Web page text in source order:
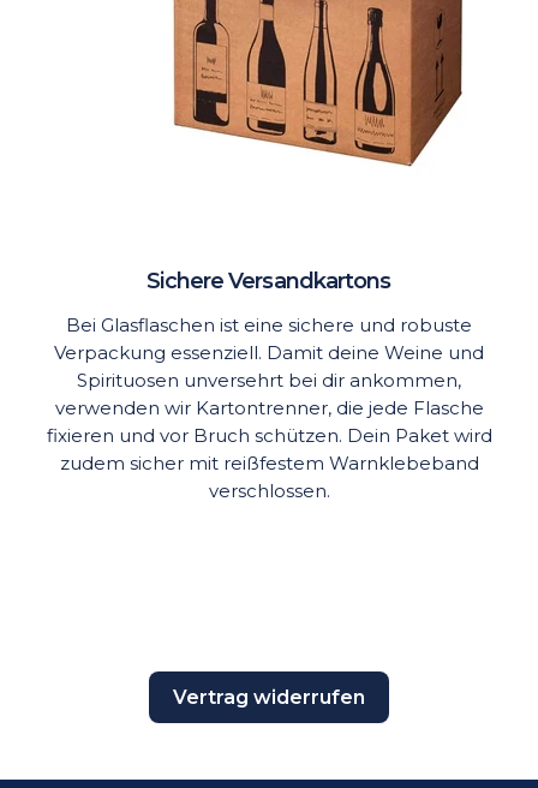
Sichere Versandkartons
Bei Glasflaschen ist eine sichere und robuste
Verpackung essenziell. Damit deine Weine und
Spirituosen unversehrt bei dir ankommen,
verwenden wir Kartontrenner, die jede Flasche
fixieren und vor Bruch schützen. Dein Paket wird
zudem sicher mit reißfestem Warnklebeband
verschlossen.
Vertrag widerrufen